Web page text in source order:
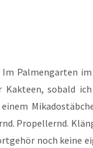
Pal­men­gar­ten im
Kak­teen, sobald
Pro­pel­lernd.
noch kei­ne